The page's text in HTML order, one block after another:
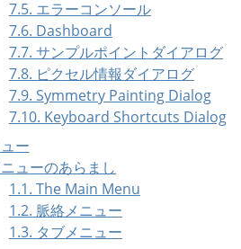
7.5. エラーコンソール
7.6. Dashboard
7.7. サンプルポイントダイアログ
7.8. ピクセル情報ダイアログ
7.9. Symmetry Painting Dialog
7.10. Keyboard Shortcuts Dialog
ー
ューのあらまし
1.1. The Main Menu
1.2. 脈絡メニュー
1.3. タブメニュー